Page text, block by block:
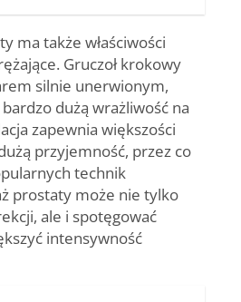
ma także właściwości
Gruczoł krokowy
silnie unerwionym,
dużą wrażliwość na
zapewnia większości
przyjemność, przez co
technik
prostaty może nie tylko
ale i spotęgować
intensywność